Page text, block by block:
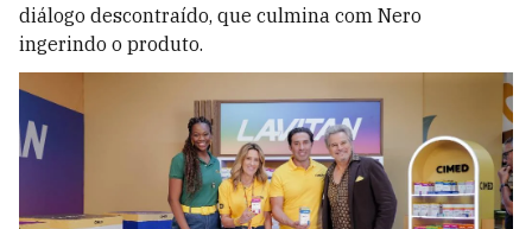
diálogo descontraído, que culmina com Nero
ingerindo o produto.